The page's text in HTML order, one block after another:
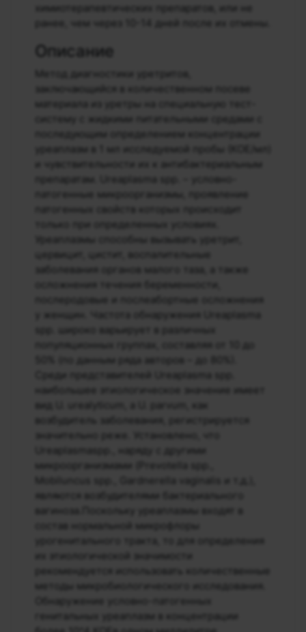
химиотерапевтических препаратов, или не
ранее, чем через 10-14 дней после их отмены.
Описание
заключающийся в количественном посеве
систему с жидкими питательными средами с
уреаплазм в 1 мл исследуемой пробы (КОЕ/мл)
и чувствительности их к антибактериальным
препаратам. Ureaplasma spp. – условно-
патогенные микроорганизмы, проявление
Уреаплазмы способны вызывать уретрит,
заболевания органов малого таза, а также
осложнения течения беременности,
послеродовые и послеабортные осложнения
у женщин. Частота обнаружения Ureaplasma
spp. широко варьирует в различных
популяционных группах, составляя от 10 до
50% (по данным ряда авторов – до 80%).
Среди представителей Ureaplasma spp.
наибольшее этиологическое значение имеет
вид U. urealyticum, а U. parvum, как
возбудитель заболевания, регистрируется
значительно реже. Установлено, что
Ureaplasmaspp., наряду с другими
микроорганизмами (Prevotella spр.,
являются возбудителями бактериального
вагиноза.Поскольку уреаплазмы входят в
состав нормальной микрофлоры
урогенитального тракта, то для определения
рекомендуется использовать количественные
методы микробиологического исследования.
Обнаружение условно-патогенных
генитальных уреаплазм в концентрации